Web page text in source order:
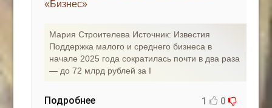
«Бизнес»
Мария Строителева Источник: Известия
Поддержка малого и среднего бизнеса в
начале 2025 года сократилась почти в два раза
— до 72 млрд рублей за I
Подробнее 1 0